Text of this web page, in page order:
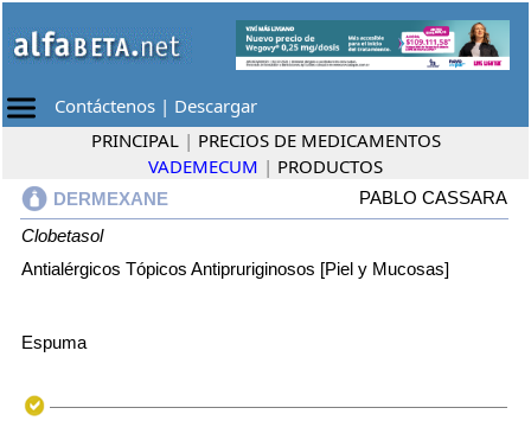
Contáctenos | Descargar
PRINCIPAL | PRECIOS DE MEDICAMENTOS
VADEMECUM | PRODUCTOS
DERMEXANE
PABLO CASSARA
Clobetasol
Antialérgicos Tópicos Antipruriginosos [Piel y Mucosas]
Espuma